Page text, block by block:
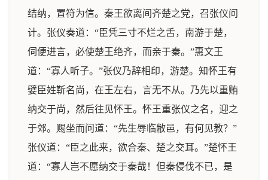
结纳，置符为信。秦王欲离间齐楚之党，召张仪问
计。张仪奏道：“臣凭三寸不烂之舌，南游于楚，
伺便进言，必使楚王绝齐，而亲于秦。”惠文王
道：“寡人听子。”张仪乃辞相印，游楚。知怀王有
嬖臣姓靳名尚，在王左右，言无不从。乃先以重贿
纳交于尚，然后往见怀王。怀王重张仪之名，迎之
于郊。赐坐而问道：“先生辱临敝邑，有何见教？”
张仪道：“臣之此来，欲合秦、楚之交耳。”楚怀王
道：“寡人岂不愿纳交于秦哉！但秦侵伐不已，是